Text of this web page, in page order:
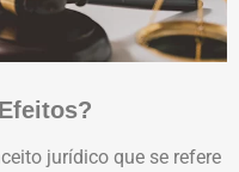
jurídico que se refere